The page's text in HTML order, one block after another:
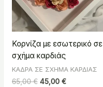
Κορνίζα με εσωτερικό σε
σχήμα καρδιάς
ΚΑΔΡΑ ΣΕ ΣΧΗΜΑ ΚΑΡΔΙΑΣ
65,00€ 45,00 €